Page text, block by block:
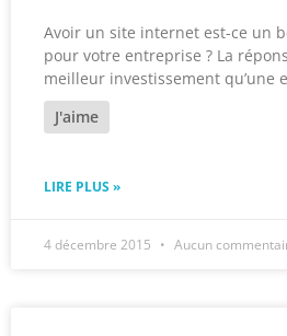
Avoir un site internet est-ce un
pour votre entreprise ? La
meilleur investissement qu’une
J'aime
LIRE PLUS »
4 décembre 2015 Aucun